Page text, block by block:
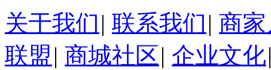
关于我们 | 联系我们 | 商
联盟 | 商城社区| 企业文化